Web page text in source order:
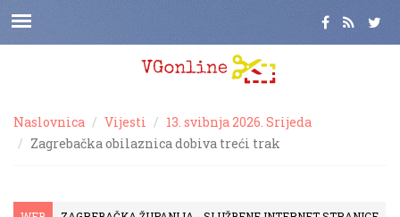
Naslovnica Vijesti
13. svibnja 2026. Srijeda
Zagrebačka obilaznica dobiva treći trak